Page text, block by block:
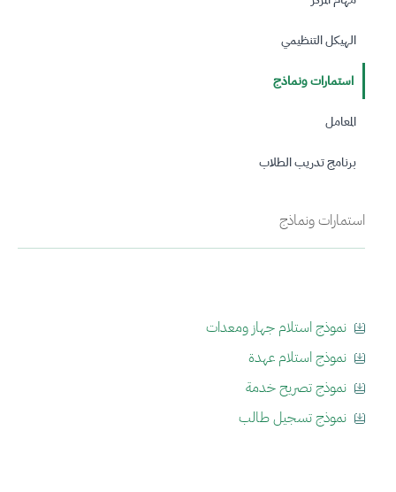
الهيكل التنظيمي
استمارات ونماذج
المعامل
برنامج تدريب الطلاب
استمارات ونماذج
نموذج استلام جهاز ومعدات
نموذج استلام عهدة
نموذج تصريح خدمة
نموذج تسجيل طالب